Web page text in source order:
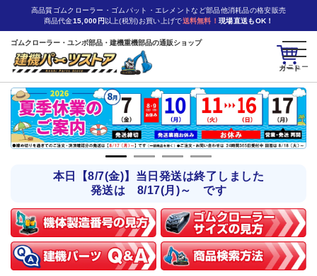
カート
高品質ゴムクローラー・ゴムパット・エレメントなど部品他消耗品の格安販売
商品代金15,000円 以上(税別)お買い上げで送料無料！ 現場直送もOK！
ゴムクローラー・ユンボ部品・建機重機部品の通販ショップ
本日【8/7(金)】当日発送は終了しました
発送は 8/17(月)～ です